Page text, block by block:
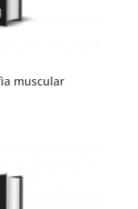
muscular